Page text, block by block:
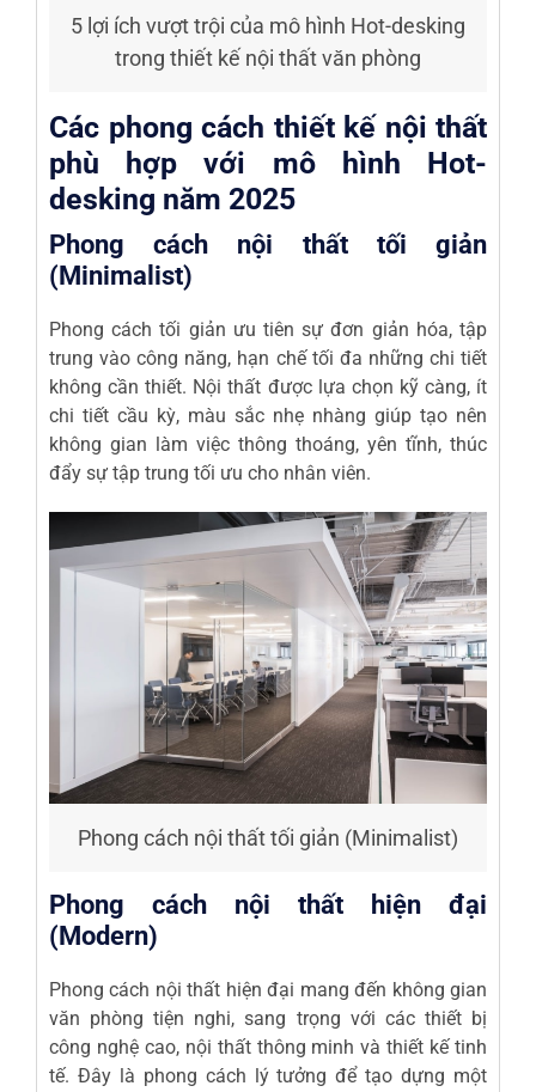
5 lợi ích vượt trội của mô hình Hot-desking
trong thiết kế nội thất văn phòng
Các phong cách thiết kế nội thất
phù hợp với mô hình Hot-
desking năm 2025
Phong cách nội thất tối giản
(Minimalist)
Phong cách tối giản ưu tiên sự đơn giản hóa, tập
trung vào công năng, hạn chế tối đa những chi tiết
không cần thiết. Nội thất được lựa chọn kỹ càng, ít
chi tiết cầu kỳ, màu sắc nhẹ nhàng giúp tạo nên
không gian làm việc thông thoáng, yên tĩnh, thúc
đẩy sự tập trung tối ưu cho nhân viên.
Phong cách nội thất tối giản (Minimalist)
Phong cách nội thất hiện đại
(Modern)
Phong cách nội thất hiện đại mang đến không gian
văn phòng tiện nghi, sang trọng với các thiết bị
công nghệ cao, nội thất thông minh và thiết kế tinh
tế. Đây là phong cách lý tưởng để tạo dựng một